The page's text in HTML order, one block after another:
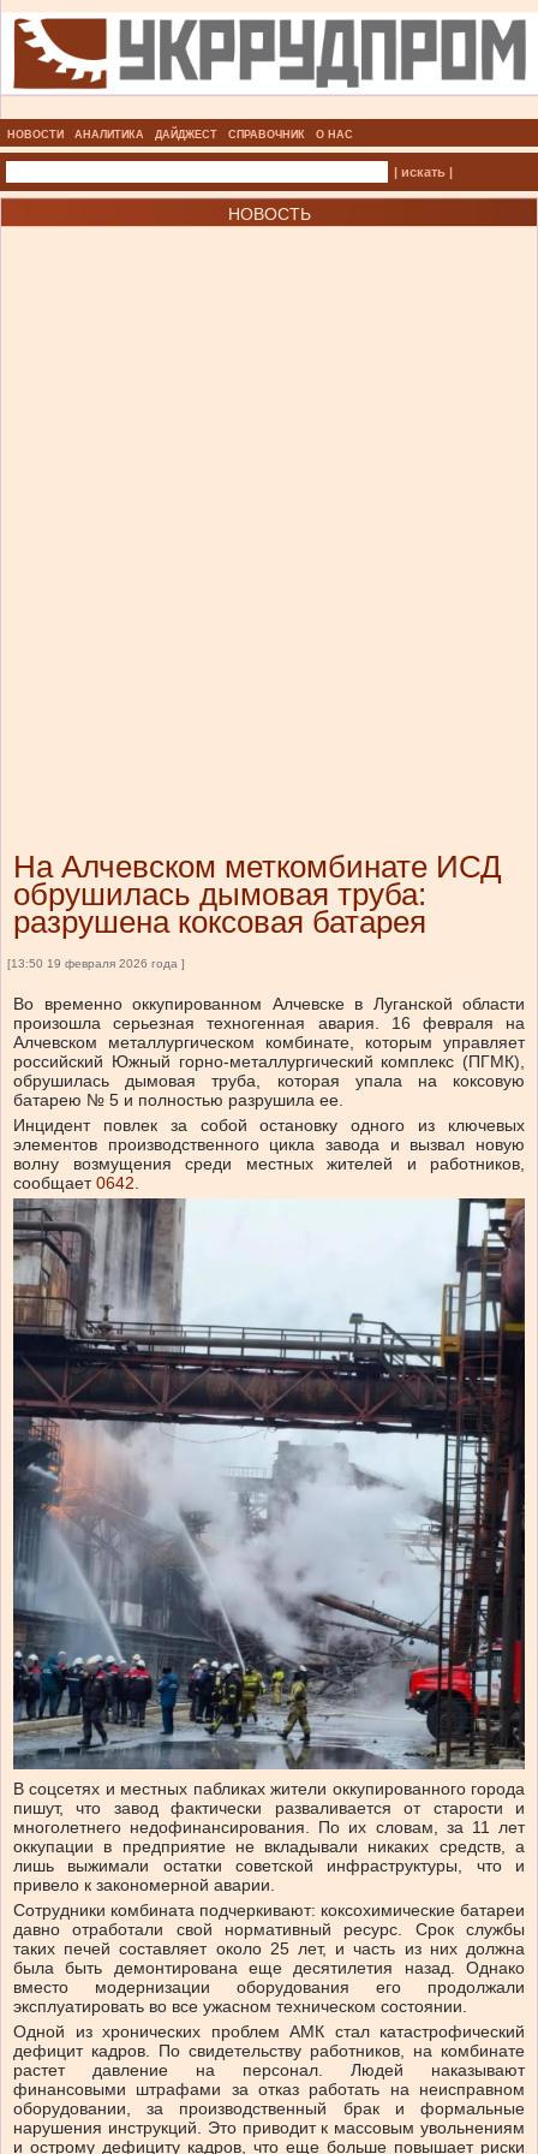
НОВОСТИ АНАЛИТИКА ДАЙДЖЕСТ СПРАВОЧНИК О НАС
| искать |
НОВОСТЬ
На Алчевском меткомбинате ИСД
обрушилась дымовая труба:
разрушена коксовая батарея
[13:50 19 февраля 2026 года ]
Во временно оккупированном Алчевске в Луганской области
произошла серьезная техногенная авария. 16 февраля на
Алчевском металлургическом комбинате, которым управляет
российский Южный горно-металлургический комплекс (ПГМК),
обрушилась дымовая труба, которая упала на коксовую
батарею № 5 и полностью разрушила ее.
Инцидент повлек за собой остановку одного из ключевых
элементов производственного цикла завода и вызвал новую
волну возмущения среди местных жителей и работников,
сообщает0642.
В соцсетях и местных пабликах жители оккупированного города
пишут, что завод фактически разваливается от старости и
многолетнего недофинансирования. По их словам, за 11 лет
оккупации в предприятие не вкладывали никаких средств, а
лишь выжимали остатки советской инфраструктуры, что и
привело к закономерной аварии.
Сотрудники комбината подчеркивают: коксохимические батареи
давно отработали свой нормативный ресурс. Срок службы
таких печей составляет около 25 лет, и часть из них должна
была быть демонтирована еще десятилетия назад. Однако
вместо модернизации оборудования его продолжали
эксплуатировать во все ужасном техническом состоянии.
Одной из хронических проблем АМК стал катастрофический
дефицит кадров. По свидетельству работников, на комбинате
растет давление на персонал. Людей наказывают
финансовыми штрафами за отказ работать на неисправном
оборудовании, за производственный брак и формальные
нарушения инструкций. Это приводит к массовым увольнениям
и острому дефициту кадров, что еще больше повышает риски